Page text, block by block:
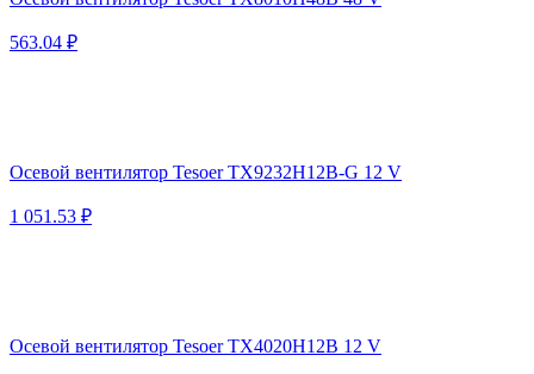
563.04 ₽
Осевой вентилятор Tesoer TX9232H12B-G 12 V
1 051.53 ₽
Осевой вентилятор Tesoer TX4020H12B 12 V